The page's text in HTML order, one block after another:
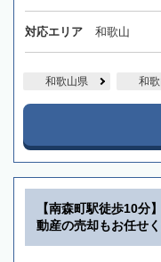
対応エリア 和歌山
和歌山県 和
【南森町駅徒歩10分
動産の売却もお任せく